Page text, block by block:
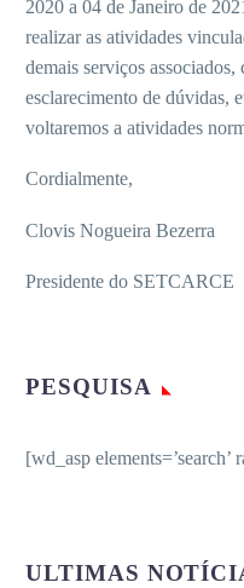
2020 a 04 de Janeiro de
realizar as atividades
demais serviços
esclarecimento de dúvidas,
voltaremos a atividades
Cordialmente,
Clovis Nogueira Bezerra
Presidente do SETCARCE
PESQUISA
[wd_asp elements=’search’
ULTIMAS